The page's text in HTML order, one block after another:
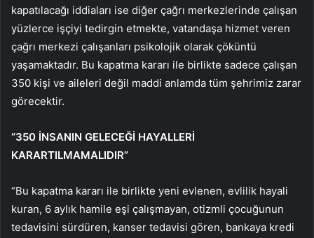
kapatılacağı iddiaları ise diğer çağrı merkezlerinde çalışan
yüzlerce işçiyi tedirgin etmekte, vatandaşa hizmet veren
çağrı merkezi çalışanları psikolojik olarak çöküntü
yaşamaktadır. Bu kapatma kararı ile birlikte sadece çalışan
350 kişi ve aileleri değil maddi anlamda tüm şehrimiz zarar
görecektir.
“350 İNSANIN GELECEĞİ HAYALLERİ
KARARTILMAMALIDIR”
“Bu kapatma kararı ile birlikte yeni evlenen, evlilik hayali
kuran, 6 aylık hamile eşi çalışmayan, otizmli çocuğunun
tedavisini sürdüren, kanser tedavisi gören, bankaya kredi